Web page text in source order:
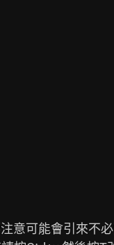
意可能會引來不